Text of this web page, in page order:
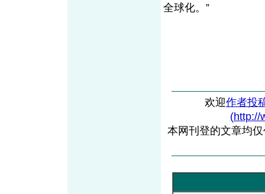
全球化。”
欢迎作者投
(http://
本网刊登的文章均